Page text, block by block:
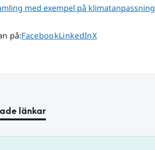
med exempel på klimatanpassning
på:Dela sidan på
FacebookDela sidan på
LinkedInDela sidan på
X
länkar